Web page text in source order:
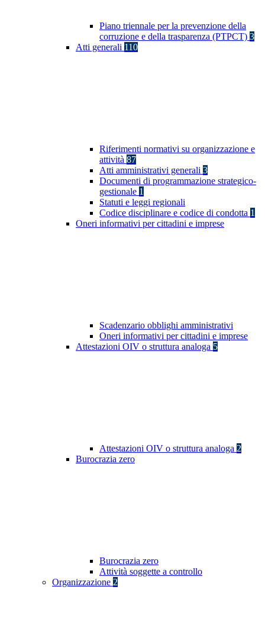
Piano triennale per la prevenzione della
corruzione e della trasparenza (PTPCT) 3
Atti generali 110
Riferimenti normativi su organizzazione e
attività 87
Atti amministrativi generali 3
Documenti di programmazione strategico-
gestionale 1
Statuti e leggi regionali
Codice disciplinare e codice di condotta 1
Oneri informativi per cittadini e imprese
Scadenzario obblighi amministrativi
Oneri informativi per cittadini e imprese
Attestazioni OIV o struttura analoga 5
Attestazioni OIV o struttura analoga 2
Burocrazia zero
Burocrazia zero
Attività soggette a controllo
Organizzazione 2